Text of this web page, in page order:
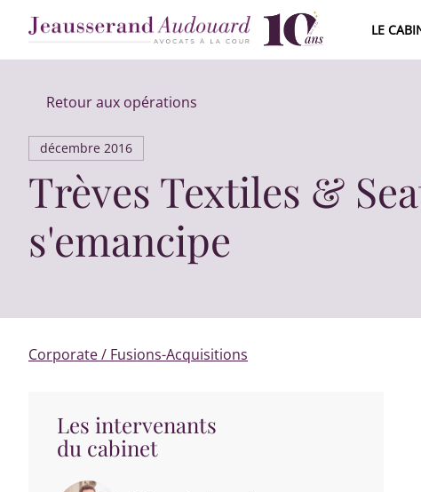
LE
Retour aux opérations
décembre 2016
Trèves Textiles &
s'emancipe
Corporate / Fusions-Acquisitions
Les intervenants
du cabinet